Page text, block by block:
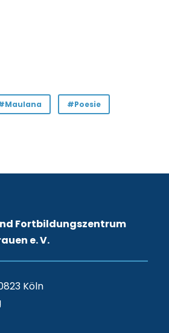
#Poesie
Fortbildungszentrum
e. V.
Köln